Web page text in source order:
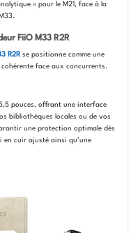
» pour le M21, face à la
FiiO M33 R2R
R2Rse positionne comme une
face aux concurrents.
pouces, offrant une interface
bibliothèques locales ou de vos
une protection optimale dès
cuir ajusté ainsi qu’une